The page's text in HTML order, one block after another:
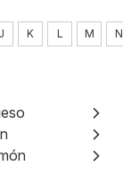
J K L M N